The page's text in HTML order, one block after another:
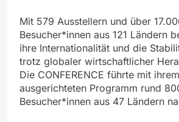
Mit 579 Ausstellern und über
Besucher*innen aus 121 Ländern
ihre Internationalität und die
trotz globaler wirtschaftlicher
Die CONFERENCE führte mit
ausgerichteten Programm rund
Besucher*innen aus 47 Ländern